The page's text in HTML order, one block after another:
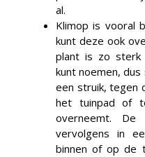
al.
Klimop is vooral
kunt deze ook
plant is zo sterk
kunt noemen,
een struik, tegen
het tuinpad of
overneemt. De
vervolgens in
binnen of op de